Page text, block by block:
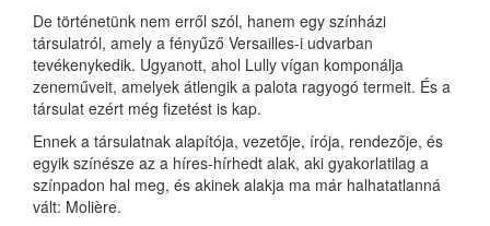
De történetünk nem erről szól, hanem egy színházi
társulatról, amely a fényűző Versailles-i udvarban
tevékenykedik. Ugyanott, ahol Lully vígan komponálja
zeneműveit, amelyek átlengik a palota ragyogó termeit. És a
társulat ezért még fizetést is kap.
Ennek a társulatnak alapítója, vezetője, írója, rendezője, és
egyik színésze az a híres-hírhedt alak, aki gyakorlatilag a
színpadon hal meg, és akinek alakja ma már halhatatlanná
vált: Molière.